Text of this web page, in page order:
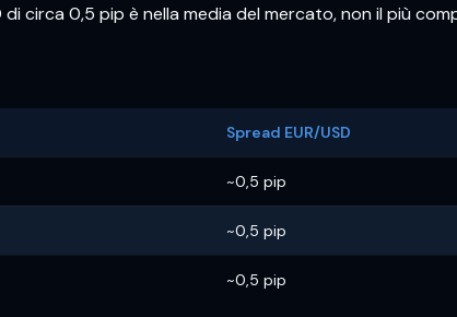
di circa 0,5 pip è nella media del mercato, non il più
Spread EUR/USD
~0,5 pip
~0,5 pip
~0,5 pip